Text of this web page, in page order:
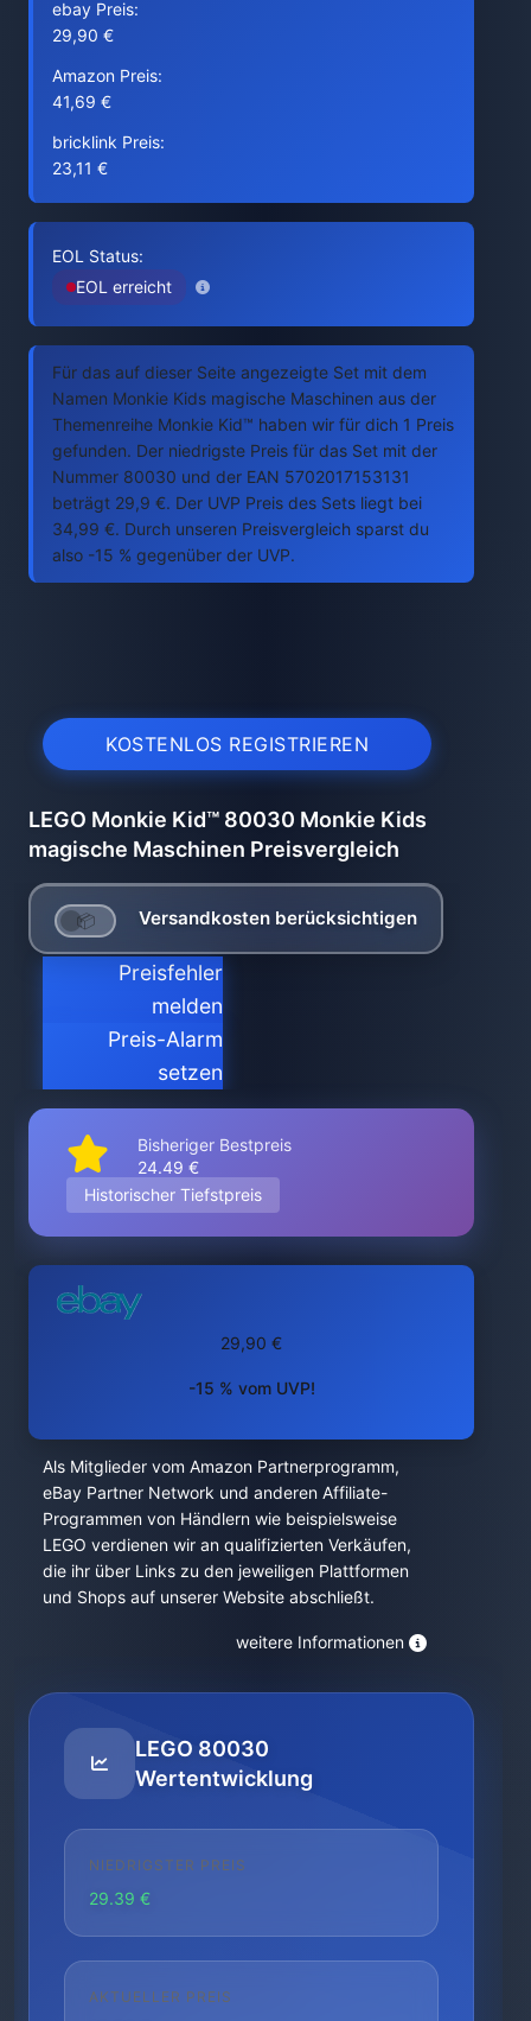
ebay Preis:
29,90 €
Amazon Preis:
41,69 €
bricklink Preis:
23,11 €
EOL Status:
EOL erreicht
Für das auf dieser Seite angezeigte Set mit dem
Namen Monkie Kids magische Maschinen aus der
Themenreihe Monkie Kid™ haben wir für dich 1 Preis
gefunden. Der niedrigste Preis für das Set mit der
Nummer 80030 und der EAN 5702017153131
beträgt 29,9 €. Der UVP Preis des Sets liegt bei
34,99 €. Durch unseren Preisvergleich sparst du
also -15 % gegenüber der UVP.
KOSTENLOS REGISTRIEREN
LEGO Monkie Kid™ 80030 Monkie Kids
magische Maschinen Preisvergleich
Versandkosten berücksichtigen
Preisfehler
melden
Preis-Alarm
setzen
Bisheriger Bestpreis
24.49 €
Historischer Tiefstpreis
29,90 €
-15 % vom UVP!
Als Mitglieder vom Amazon Partnerprogramm,
eBay Partner Network und anderen Affiliate-
Programmen von Händlern wie beispielsweise
LEGO verdienen wir an qualifizierten Verkäufen,
die ihr über Links zu den jeweiligen Plattformen
und Shops auf unserer Website abschließt.
weitere Informationen
LEGO 80030
Wertentwicklung
NIEDRIGSTER PREIS
29.39 €
AKTUELLER PREIS